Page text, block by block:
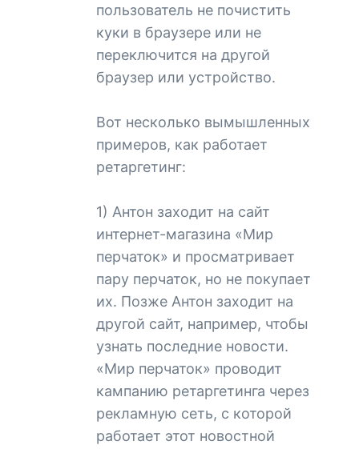
пользователь не почистить
куки в браузере или не
переключится на другой
браузер или устройство.
Вот несколько вымышленных
примеров, как работает
ретаргетинг:
1) Антон заходит на сайт
интернет-магазина «Мир
перчаток» и просматривает
пару перчаток, но не покупает
их. Позже Антон заходит на
другой сайт, например, чтобы
узнать последние новости.
«Мир перчаток» проводит
кампанию ретаргетинга через
рекламную сеть, с которой
работает этот новостной